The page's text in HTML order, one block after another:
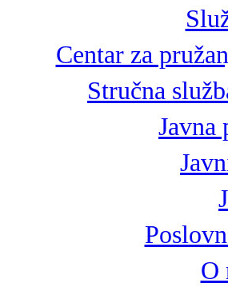
Centar za
Stručna
Javna
O